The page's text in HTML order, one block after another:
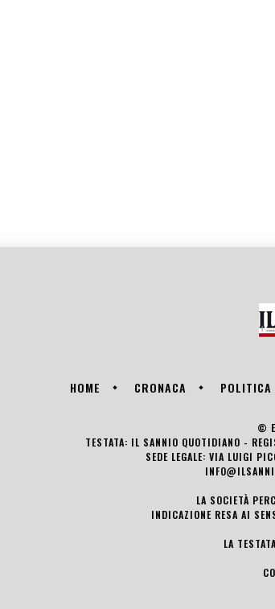
HOME CRONACA POLITICA
©
TESTATA: IL SANNIO QUOTIDIANO -
SEDE LEGALE: VIA LUIGI
LA SOCIETÀ
INDICAZIONE RESA AI
LA